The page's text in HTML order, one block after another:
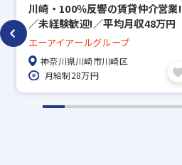
川崎・100％反響の賃貸仲介営業!
／未経験歓迎!／平均月収48万円
のルームアドバイザーを募集
エーアイアールグループ
神奈川県川崎市川崎区
月給制28万円